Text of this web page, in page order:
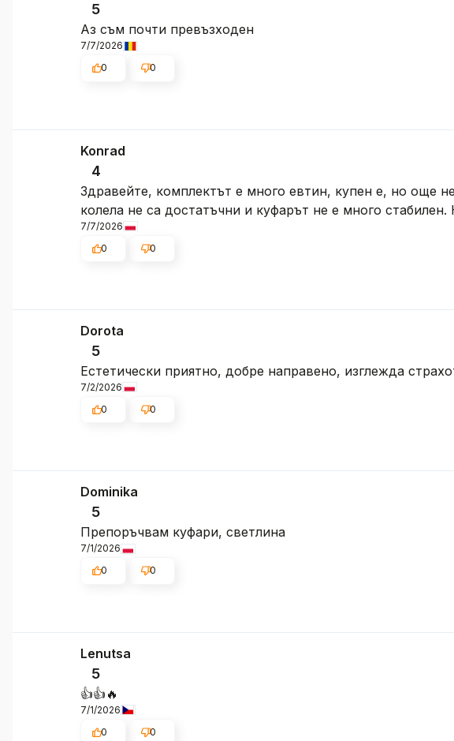
5
Аз съм почти превъзходен
7/7/2026
0
0
Konrad
4
Здравейте, комплектът е много евтин, купен е, но още
колела не са достатъчни и куфарът не е много
7/7/2026
0
0
Dorota
5
Естетически приятно, добре направено, изглежда
7/2/2026
0
0
Dominika
5
Препоръчвам куфари, светлина
7/1/2026
0
0
Lenutsa
5
👍️👍️🔥
7/1/2026
0
0